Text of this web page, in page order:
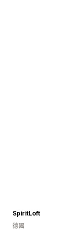
SpiritLoft
德國